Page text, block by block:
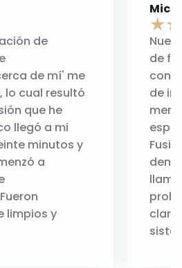
de
de mí' me
lo cual resultó
que he
llegó a mi
minutos y
a
limpios y
★★
de
de